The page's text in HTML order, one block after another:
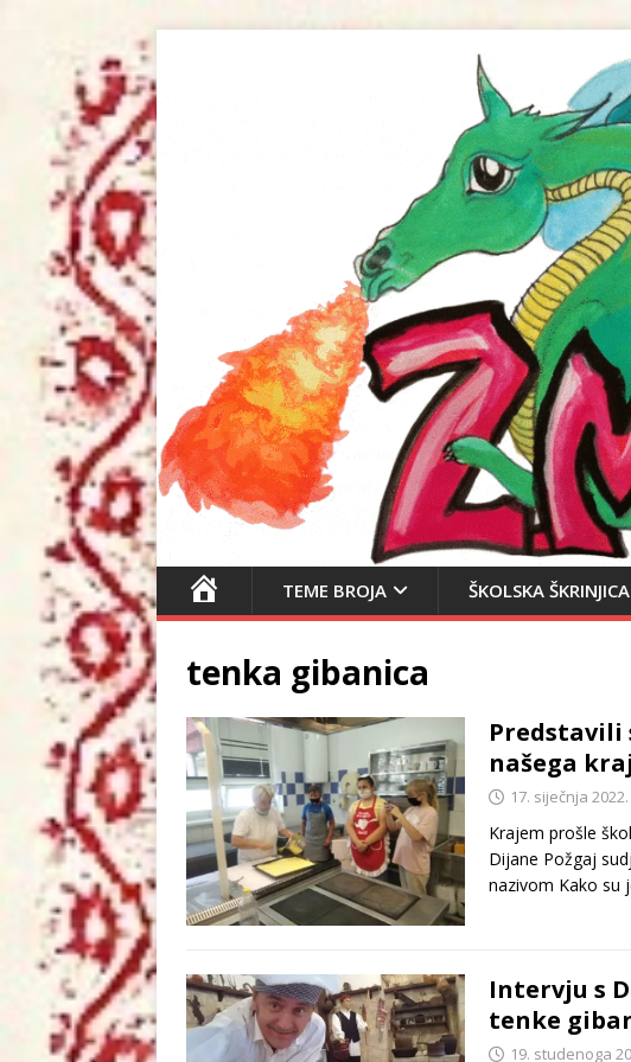
A
L
N
I
C
A
TEME BROJA ŠKOLSKA ŠKRINJICA
tenka gibanica
Predstavili
našega
17. siječnja 2022.
Krajem prošle
Dijane Požgaj
nazivom Kako su
Intervju s
tenke
19. studenoga